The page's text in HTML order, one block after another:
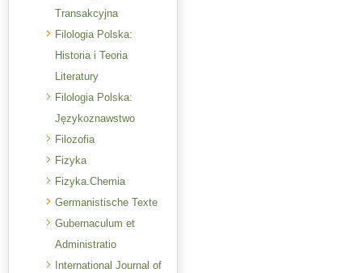
Transakcyjna
Filologia Polska:
Historia i Teoria
Literatury
Filologia Polska:
Językoznawstwo
Filozofia
Fizyka
Fizyka.Chemia
Germanistische Texte
Gubernaculum et
Administratio
International Journal of